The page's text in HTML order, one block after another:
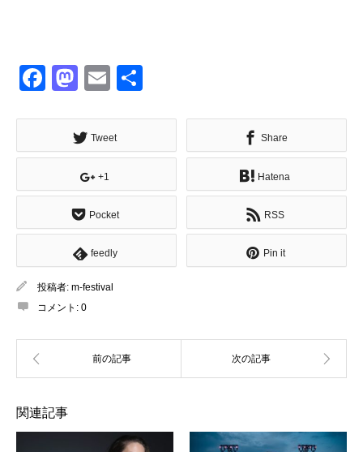
Facebook
Mastodon
Email
Tweet Share
+1 Hatena
Pocket RSS
feedly Pin it
投稿者: m-festival
コメント: 0
関連記事